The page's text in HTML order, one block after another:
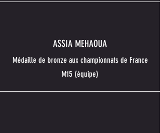
ASSIA MEHAOUA
Médaille de bronze aux championnats de France
M15 (équipe)